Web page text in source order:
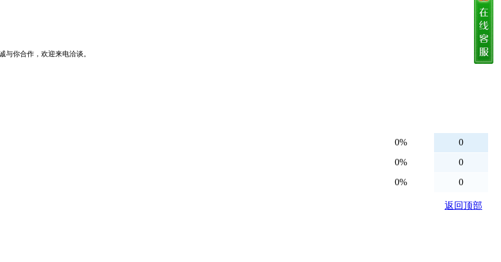
你合作，欢迎来电洽谈。